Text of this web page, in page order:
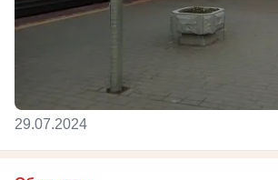
29.07.2024